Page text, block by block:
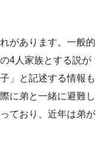
があります。一般的
4人家族とする説が
」と記述する情報も
に弟と一緒に避難し
ており、近年は弟が